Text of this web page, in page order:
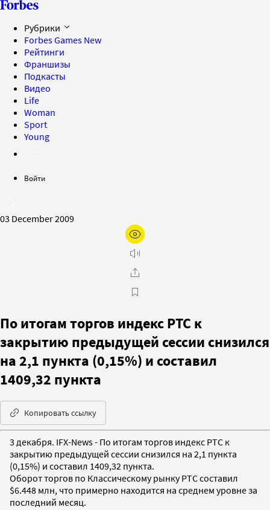
Рубрики
Forbes Games New
Рейтинги
Франшизы
Подкасты
Видео
Life
Woman
Sport
Young
Войти
03 December 2009
По итогам торгов индекс РТС к
закрытию предыдущей сессии снизился
на 2,1 пункта (0,15%) и составил
1409,32 пункта
Копировать ссылку
3 декабря. IFX-News - По итогам торгов индекс РТС к
закрытию предыдущей сессии снизился на 2,1 пункта
(0,15%) и составил 1409,32 пункта.
Оборот торгов по Классическому рынку РТС составил
$6.448 млн, что примерно находится на среднем уровне за
последний месяц.